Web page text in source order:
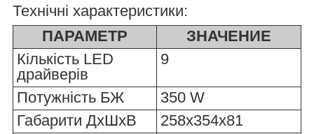
Технічні характеристики:
ПАРАМЕТР
ЗНАЧЕНИЕ
Кількість LED
драйверів
9
Потужність БЖ
350 W
Габарити ДхШхВ
258х354х81